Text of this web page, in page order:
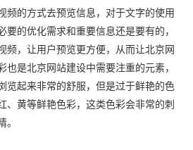
频的方式去预览信息，对于文字的使用
要的优化需求和重要信息还是要有的，
频，让用户预览更方便，从而让北京网
也是北京网站建设中需要注重的元素，
览起来非常的舒服，但是过于鲜艳的色
、黄等鲜艳色彩，这类色彩会非常的刺
。